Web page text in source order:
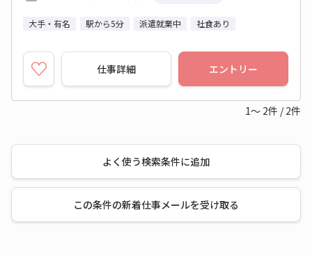
大手・有名 駅から5分 派遣就業中 社食あり
仕事詳細 エントリー
1～ 2件 / 2件
よく使う検索条件に追加
この条件の新着仕事メールを受け取る